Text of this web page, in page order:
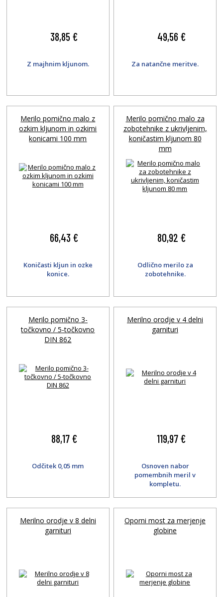
38,85 €
Z majhnim kljunom.
49,56 €
Za natančne meritve.
Merilo pomično malo z
ozkim kljunom in ozkimi
konicami 100 mm
66,43 €
Koničasti kljun in ozke
konice.
Merilo pomično malo za
zobotehnike z ukrivljenim,
koničastim kljunom 80
mm
80,92 €
Odlično merilo za
zobotehnike.
Merilo pomično 3-
točkovno / 5-točkovno
DIN 862
88,17 €
Odčitek 0,05 mm
Merilno orodje v 4 delni
garnituri
119,97 €
Osnoven nabor
pomembnih meril v
kompletu.
Merilno orodje v 8 delni
garnituri
Oporni most za merjenje
globine